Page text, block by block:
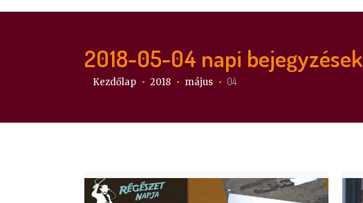
2018-05-04 napi bejegyzések
Itt vagy:
Kezdőlap 2018 május 04